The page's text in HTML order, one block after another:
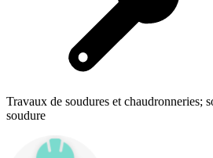
Travaux de soudures et chaudronneries;
soudure